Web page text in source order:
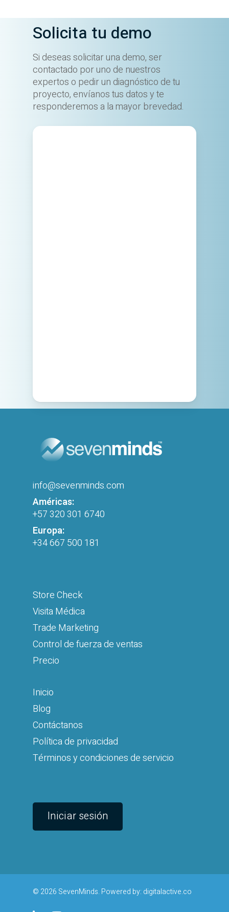
Solicita tu demo
Si deseas solicitar una demo, ser
contactado por uno de nuestros
expertos o pedir un diagnóstico de tu
proyecto, envíanos tus datos y te
responderemos a la mayor brevedad.
info@sevenminds.com
Américas:
+57 320 301 6740
Europa:
+34 667 500 181
Store Check
Visita Médica
Trade Marketing
Control de fuerza de ventas
Precio
Inicio
Blog
Contáctanos
Política de privacidad
Términos y condiciones de servicio
Iniciar sesión
© 2026 SevenMinds. Powered by: digitalactive.co